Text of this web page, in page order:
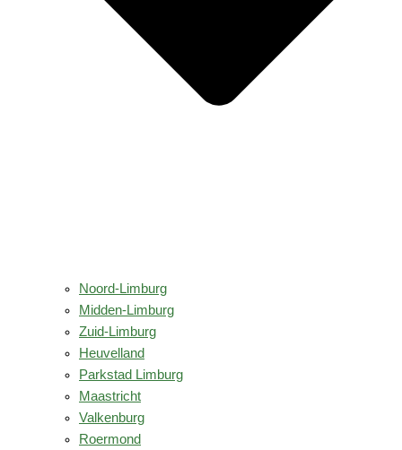
Noord-Limburg
Midden-Limburg
Zuid-Limburg
Heuvelland
Parkstad Limburg
Maastricht
Valkenburg
Roermond